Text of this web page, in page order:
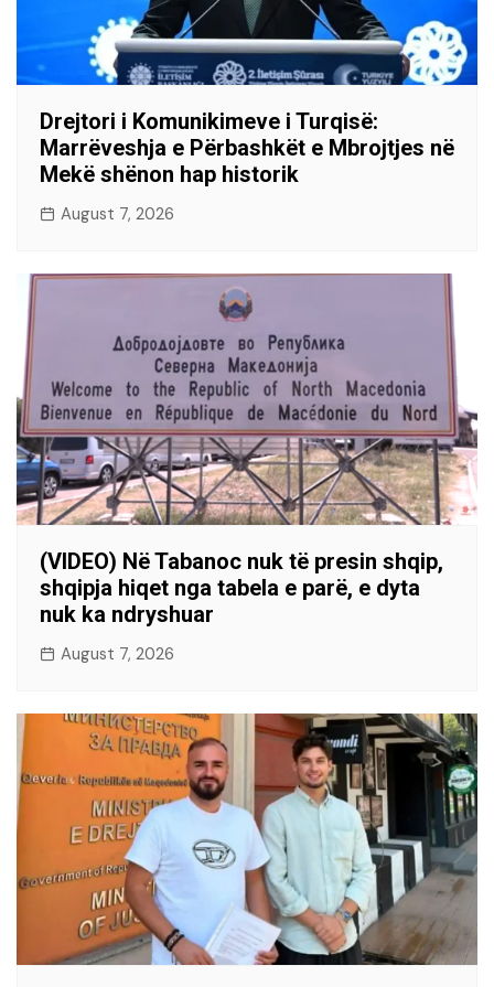
Drejtori i Komunikimeve i Turqisë:
Marrëveshja e Përbashkët e Mbrojtjes në
Mekë shënon hap historik
August 7, 2026
(VIDEO) Në Tabanoc nuk të presin shqip,
shqipja hiqet nga tabela e parë, e dyta
nuk ka ndryshuar
August 7, 2026